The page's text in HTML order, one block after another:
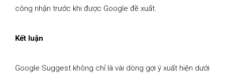
công nhận trước khi được Google đề xuất.
Kết luận
Google Suggest không chỉ là vài dòng gợi ý xuất hiện dưới